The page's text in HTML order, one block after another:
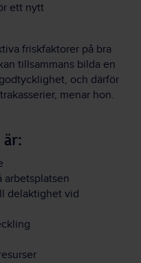
ett nytt
friskfaktorer på bra
tillsammans bilda en
och därför
menar hon.
är:
arbetsplatsen
delaktighet vid